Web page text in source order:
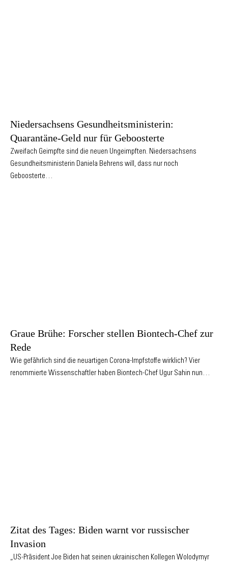
Niedersachsens Gesundheitsministerin:
Quarantäne-Geld nur für Geboosterte
Zweifach Geimpfte sind die neuen Ungeimpften. Niedersachsens
Gesundheitsministerin Daniela Behrens will, dass nur noch
Geboosterte…
Graue Brühe: Forscher stellen Biontech-Chef zur
Rede
Wie gefährlich sind die neuartigen Corona-Impfstoffe wirklich? Vier
renommierte Wissenschaftler haben Biontech-Chef Ugur Sahin nun…
Zitat des Tages: Biden warnt vor russischer
Invasion
„US-Präsident Joe Biden hat seinen ukrainischen Kollegen Wolodymyr